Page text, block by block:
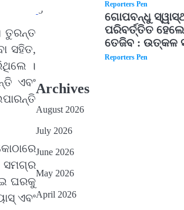
ତୁରନ୍ତ
ସହିତ,
।
ଏବଂ
ସମଗ୍ର
ଘରକୁ
ଏବଂ
Reporters Pen
5
ଗୋପବନ୍ଧୁ
ପରିବର୍ତ୍ତିତ
ତେଜିବ : ଉତ୍କଳ
Reporters Pen
Archives
August 2026
July 2026
June 2026
May 2026
April 2026